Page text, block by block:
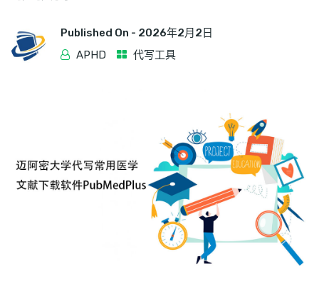
Published On - 2026年2月2日
APHD
代写工具